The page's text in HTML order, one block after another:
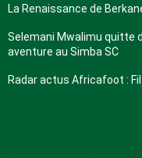
La Renaissance de
Selemani Mwalimu quitte
aventure au Simba SC
Radar actus Africafoot :